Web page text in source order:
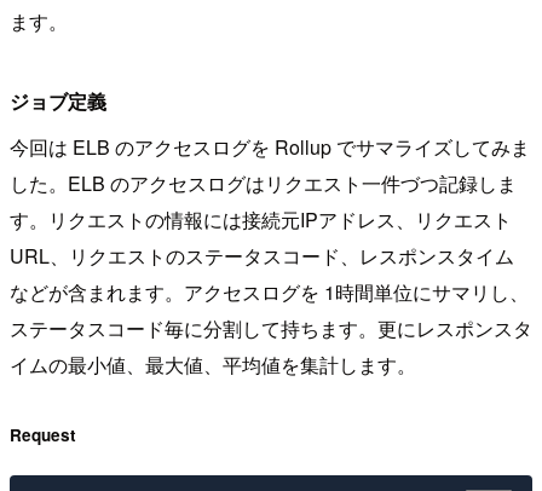
ます。
ジョブ定義
今回は ELB のアクセスログを Rollup でサマライズしてみま
した。ELB のアクセスログはリクエスト一件づつ記録しま
す。リクエストの情報には接続元IPアドレス、リクエスト
URL、リクエストのステータスコード、レスポンスタイム
などが含まれます。アクセスログを 1時間単位にサマリし、
ステータスコード毎に分割して持ちます。更にレスポンスタ
イムの最小値、最大値、平均値を集計します。
Request